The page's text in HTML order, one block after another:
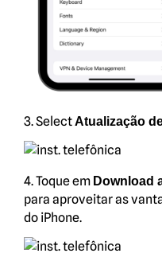
3. SelectAtualização
4. Toque em Download
para aproveitar as
do iPhone.